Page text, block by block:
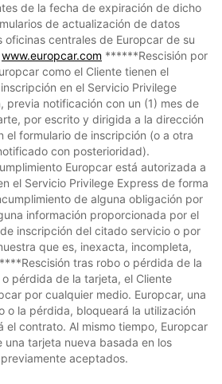
de la fecha de expiración de dicho
de actualización de datos
oficinas centrales de Europcar de su
www.europcar.com ******Rescisión por
como el Cliente tienen el
en el Servicio Privilege
previa notificación con un (1) mes de
por escrito y dirigida a la dirección
el formulario de inscripción (o a otra
con posterioridad).
Europcar está autorizada a
el Servicio Privilege Express de forma
de alguna obligación por
información proporcionada por el
inscripción del citado servicio o por
que es, inexacta, incompleta,
tras robo o pérdida de la
pérdida de la tarjeta, el Cliente
por cualquier medio. Europcar, una
o la pérdida, bloqueará la utilización
el contrato. Al mismo tiempo, Europcar
una tarjeta nueva basada en los
aceptados.